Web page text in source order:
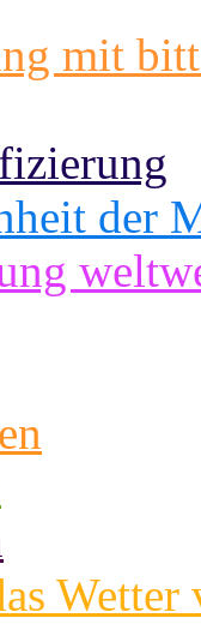
mit
der
Wetter